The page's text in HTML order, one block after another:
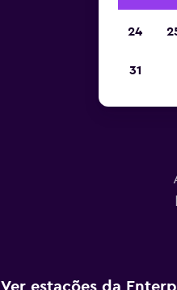
Ver estações da
24
31